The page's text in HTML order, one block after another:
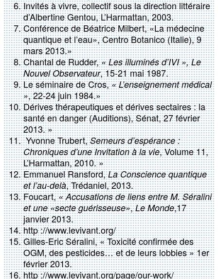
Invités à vivre, collectif sous la direction littéraire
d’Albertine Gentou, L’Harmattan, 2003.
Conférence de Béatrice Milbert, «La médecine
quantique et l’eau», Centro Botanico (Italie), 9
mars 2013.»
Chantal de Rudder,« Les illuminés d’IVI », Le
Nouvel Observateur, 15-21 mai 1987.
Le séminaire de Cros,« L’enseignement médical
», 22-24 juin 1984.»
Dérives thérapeutiques et dérives sectaires : la
santé en danger (Auditions), Sénat, 27 février
2013. »
Yvonne Trubert,Semeurs d’espérance :
Chroniques d’une Invitation à la vie, Volume 11,
L’Harmattan, 2010. »
Emmanuel Ransford,La Conscience quantique
et l’au-delà, Trédaniel, 2013.
Foucart,« Accusations de liens entre M. Séralini
et une «secte guérisseuse»,Le Monde,17
janvier 2013.
http ://www.levivant.org/
Gilles-Eric Séralini, « Toxicité confirmée des
OGM, des pesticides… et de leurs lobbies » 1er
février 2013.
http ://www.levivant.org/page/our-work/